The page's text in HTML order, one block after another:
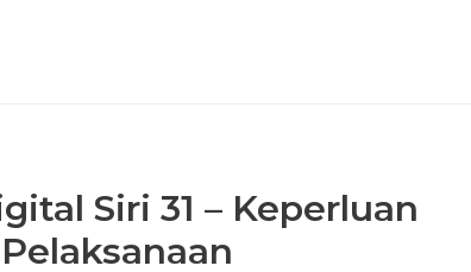
Siri 31 – Keperluan